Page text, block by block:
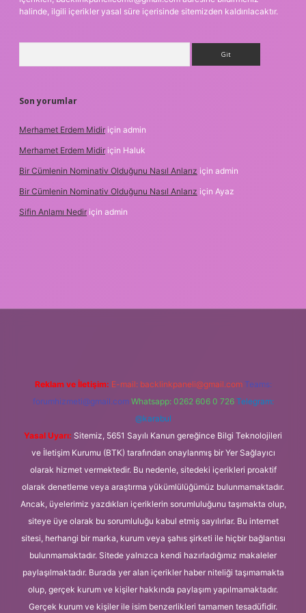
halinde, ilgili içerikler yasal süre içerisinde sitemizden kaldırılacaktır.
Son yorumlar
Merhamet Erdem Midir için admin
Merhamet Erdem Midir için Haluk
Bir Cümlenin Nominativ Olduğunu Nasıl Anlarız için admin
Bir Cümlenin Nominativ Olduğunu Nasıl Anlarız için Ayaz
Sifin Anlamı Nedir için admin
Reklam ve İletişim: E-mail: backlinkpaneli@gmail.com Teams:
forumhizmeti@gmail.com Whatsapp: 0262 606 0 726 Telegram:
@karabul
Yasal Uyarı: Sitemiz, 5651 Sayılı Kanun gereğince Bilgi Teknolojileri
ve İletişim Kurumu (BTK) tarafından onaylanmış bir Yer Sağlayıcı
olarak hizmet vermektedir. Bu nedenle, sitedeki içerikleri proaktif
olarak denetleme veya araştırma yükümlülüğümüz bulunmamaktadır.
Ancak, üyelerimiz yazdıkları içeriklerin sorumluluğunu taşımakta olup,
siteye üye olarak bu sorumluluğu kabul etmiş sayılırlar. Bu internet
sitesi, herhangi bir marka, kurum veya şahıs şirketi ile hiçbir bağlantısı
bulunmamaktadır. Sitede yalnızca kendi hazırladığımız makaleler
paylaşılmaktadır. Burada yer alan içerikler haber niteliği taşımamakta
olup, gerçek kurum ve kişiler hakkında paylaşım yapılmamaktadır.
Gerçek kurum ve kişiler ile isim benzerlikleri tamamen tesadüfidir.